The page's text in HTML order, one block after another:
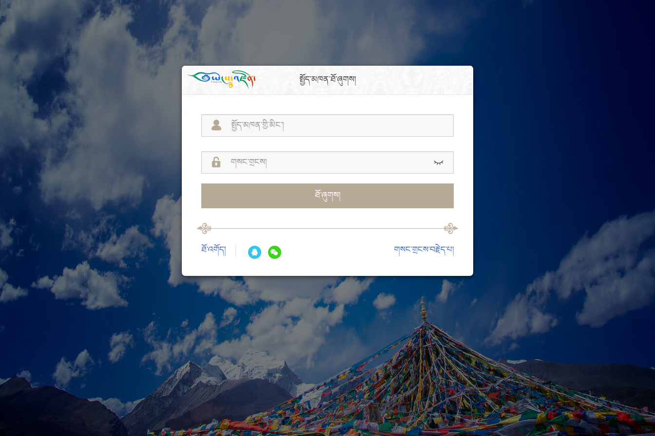
སྤྱོད་མཁན་ཐོ་ཞུགས།
ཐོ་ཞུགས།
ཐོ་འགོད། གསང་གྲངས་བརྗེད་པ།